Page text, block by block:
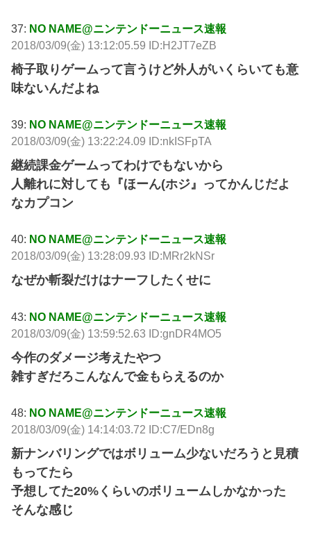
37: NO NAME@ニンテンドーニュース速報
2018/03/09(金) 13:12:05.59 ID:H2JT7eZB
椅子取りゲームって言うけど外人がいくらいても意
味ないんだよね
39: NO NAME@ニンテンドーニュース速報
2018/03/09(金) 13:22:24.09 ID:nkISFpTA
継続課金ゲームってわけでもないから
人離れに対しても『ほーん(ホジ』ってかんじだよ
なカプコン
40: NO NAME@ニンテンドーニュース速報
2018/03/09(金) 13:28:09.93 ID:MRr2kNSr
なぜか斬裂だけはナーフしたくせに
43: NO NAME@ニンテンドーニュース速報
2018/03/09(金) 13:59:52.63 ID:gnDR4MO5
今作のダメージ考えたやつ
雑すぎだろこんなんで金もらえるのか
48: NO NAME@ニンテンドーニュース速報
2018/03/09(金) 14:14:03.72 ID:C7/EDn8g
新ナンバリングではボリューム少ないだろうと見積
もってたら
予想してた20%くらいのボリュームしかなかった
そんな感じ